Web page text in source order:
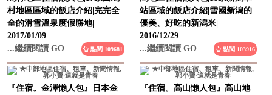
村地區區域的飯店介紹|完完全
全的滑雪溫泉度假勝地|
2017/01/09
...繼續閱讀 GO
點閱 109681
站區域的飯店介紹|雪國新潟的
優美、好吃的新潟米|
2016/12/29
...繼續閱讀 GO
點閱 103916
『住宿。金澤懶人包』日本金
『住宿。高山懶人包』高山地